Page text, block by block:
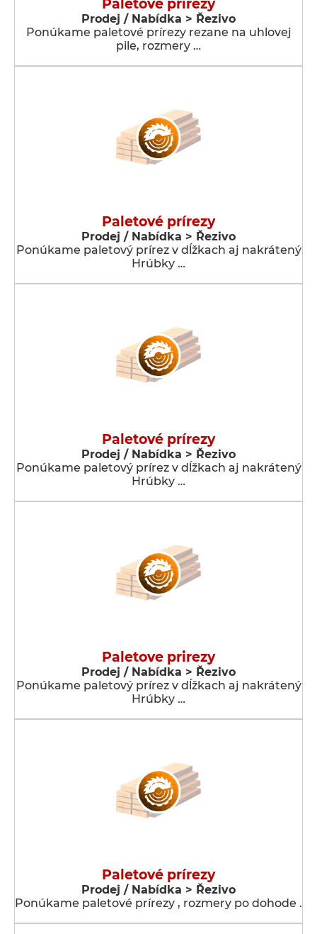
Paletové prírezy
Prodej / Nabídka > Řezivo
Ponúkame paletové prírezy rezane na uhlovej
pile, rozmery …
Paletové prírezy
Prodej / Nabídka > Řezivo
Ponúkame paletový prírez v dĺžkach aj nakrátený
Hrúbky …
Paletové prírezy
Prodej / Nabídka > Řezivo
Ponúkame paletový prírez v dĺžkach aj nakrátený
Hrúbky …
Paletove prirezy
Prodej / Nabídka > Řezivo
Ponúkame paletový prírez v dĺžkach aj nakrátený
Hrúbky …
Paletové prírezy
Prodej / Nabídka > Řezivo
Ponúkame paletové prírezy , rozmery po dohode .